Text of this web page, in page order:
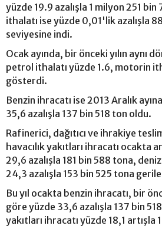
yüzde 19.9 azalışla 1 milyon 251
ithalatı ise yüzde 0,01'lik azalışla
seviyesine indi.
Ocak ayında, bir önceki yılın aynı
petrol ithalatı yüzde 1.6, motorin
gösterdi.
Benzin ihracatı ise 2013 Aralık
35,6 azalışla 137 bin 518 ton oldu.
Rafinerici, dağıtıcı ve ihrakiye
havacılık yakıtları ihracatı ocakta
29,6 azalışla 181 bin 588 tona,
24,3 azalışla 153 bin 525 tona
Bu yıl ocakta benzin ihracatı, bir
göre yüzde 33,6 azalışla 137 bin
yakıtları ihracatı yüzde 18,1 artışla